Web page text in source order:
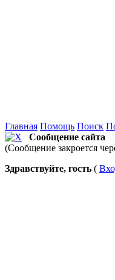
Главная Помощь Поиск
Сообщение сайта
(Сообщение закроется
Здравствуйте, гость (